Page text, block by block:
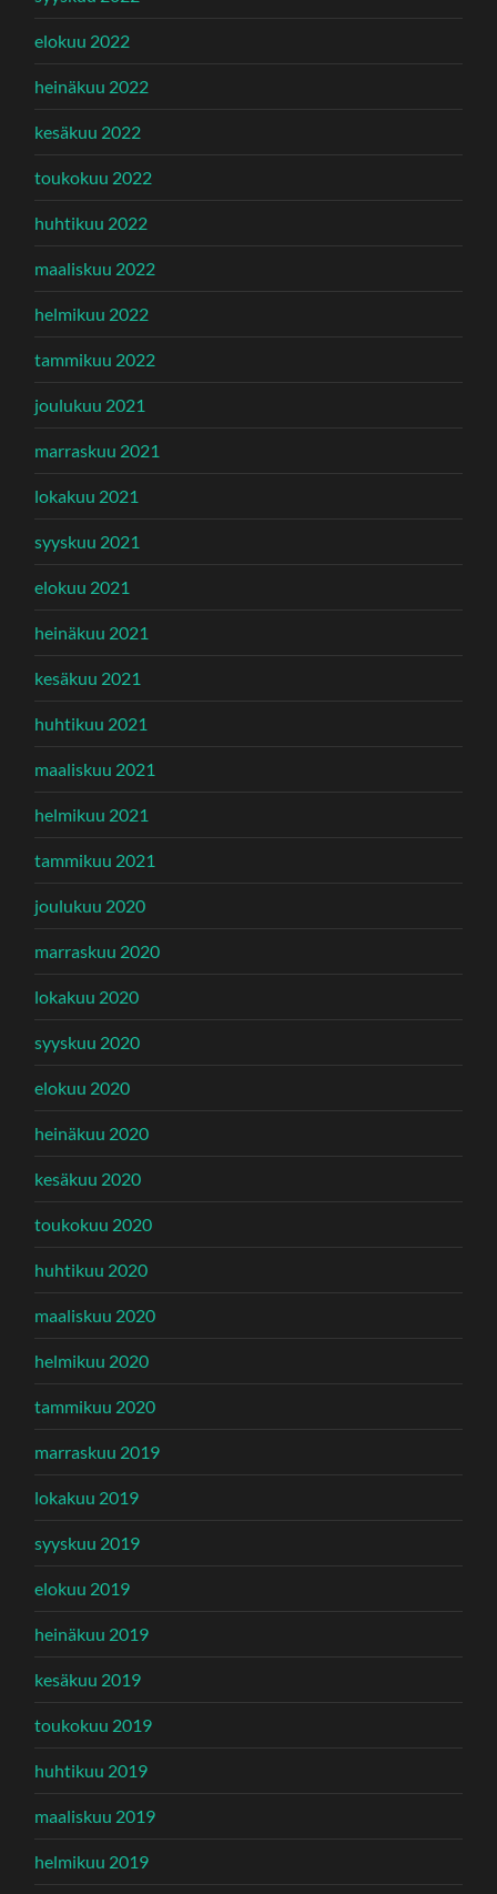
elokuu 2022
heinäkuu 2022
kesäkuu 2022
toukokuu 2022
huhtikuu 2022
maaliskuu 2022
helmikuu 2022
tammikuu 2022
joulukuu 2021
marraskuu 2021
lokakuu 2021
syyskuu 2021
elokuu 2021
heinäkuu 2021
kesäkuu 2021
huhtikuu 2021
maaliskuu 2021
helmikuu 2021
tammikuu 2021
joulukuu 2020
marraskuu 2020
lokakuu 2020
syyskuu 2020
elokuu 2020
heinäkuu 2020
kesäkuu 2020
toukokuu 2020
huhtikuu 2020
maaliskuu 2020
helmikuu 2020
tammikuu 2020
marraskuu 2019
lokakuu 2019
syyskuu 2019
elokuu 2019
heinäkuu 2019
kesäkuu 2019
toukokuu 2019
huhtikuu 2019
maaliskuu 2019
helmikuu 2019